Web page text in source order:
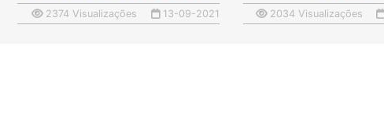
2374 Visualizações 13-09-2021 2034 Visualizações